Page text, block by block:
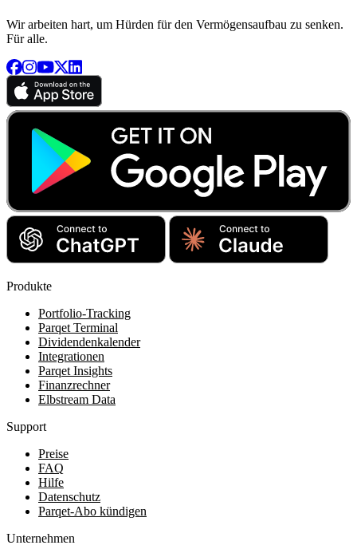
Wir arbeiten hart, um Hürden für den Vermögensaufbau zu senken.
Für alle.
Produkte
Portfolio-Tracking
Parqet Terminal
Dividendenkalender
Integrationen
Parqet Insights
Finanzrechner
Elbstream Data
Support
Preise
FAQ
Hilfe
Datenschutz
Parqet-Abo kündigen
Unternehmen